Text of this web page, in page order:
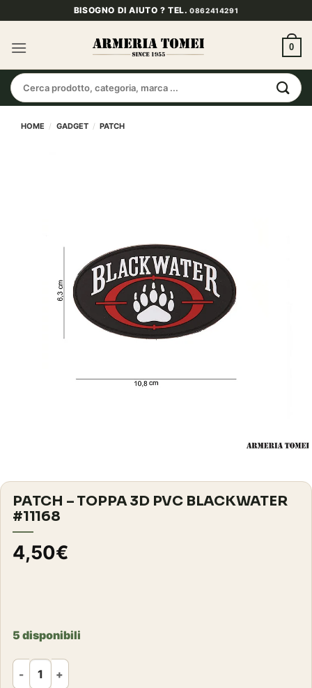
ai
contenuti
BISOGNO DI AIUTO ? TEL.0862414291
0
Cerca:
HOME / GADGET / PATCH
PATCH – TOPPA 3D PVC BLACKWATER
#11168
4,50€
5 disponibili
PATCH - TOPPA 3D PVC BLACKWATER #11168 quantità